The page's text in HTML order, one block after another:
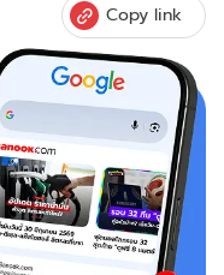
Copy link